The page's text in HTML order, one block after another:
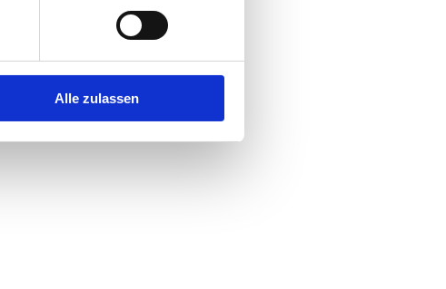
Alle zulassen